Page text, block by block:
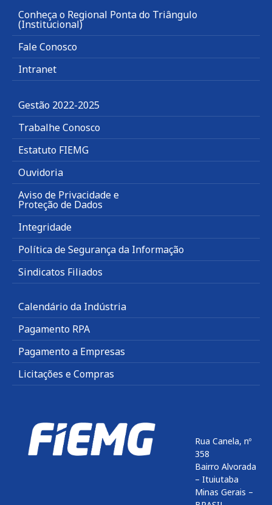
Conheça o Regional Ponta do Triângulo
(Institucional)
Fale Conosco
Intranet
Gestão 2022-2025
Trabalhe Conosco
Estatuto FIEMG
Ouvidoria
Aviso de Privacidade e
Proteção de Dados
Integridade
Política de Segurança da Informação
Sindicatos Filiados
Calendário da Indústria
Pagamento RPA
Pagamento a Empresas
Licitações e Compras
Rua Canela, nº
358
Bairro Alvorada
– Ituiutaba
Minas Gerais –